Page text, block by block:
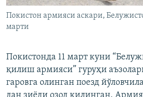
Покистон армияси аскари,
марти
Покистонда 11 март куни
қилиш армияси” гуруҳи
гаровга олинган поезд